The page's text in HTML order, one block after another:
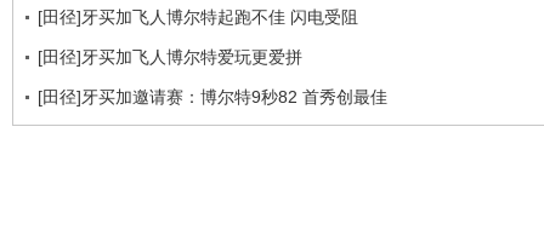
[田径]牙买加飞人博尔特起跑不佳 闪电受阻
[田径]牙买加飞人博尔特爱玩更爱拼
[田径]牙买加邀请赛：博尔特9秒82 首秀创最佳